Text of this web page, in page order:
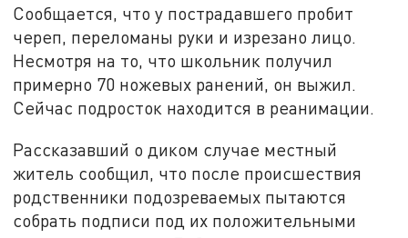
Сообщается, что у пострадавшего пробит
череп, переломаны руки и изрезано лицо.
Несмотря на то, что школьник получил
примерно 70 ножевых ранений, он выжил.
Сейчас подросток находится в реанимации.
Рассказавший о диком случае местный
житель сообщил, что после происшествия
родственники подозреваемых пытаются
собрать подписи под их положительными